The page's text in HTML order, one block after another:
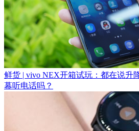
鲜货 | vivo NEX开箱试玩：都在说升
幕听电话吗？